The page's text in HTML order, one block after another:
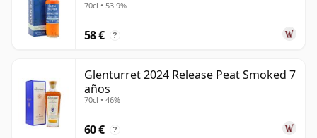
70cl • 53.9%
58 € ?
Glenturret 2024 Release Peat Smoked 7
años
70cl • 46%
60 € ?